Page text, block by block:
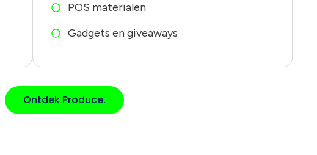
POS materialen
Gadgets en giveaways
Ontdek Produce.